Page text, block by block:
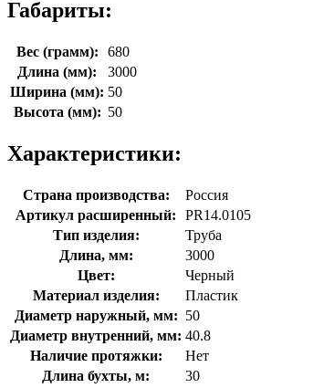
Габариты:
Вес (грамм):
680
Длина (мм):
3000
Ширина (мм): 50
Высота (мм): 50
Характеристики:
Страна производства:
Россия
Артикул расширенный:
PR14.0105
Тип изделия:
Труба
Длина, мм:
3000
Цвет:
Черный
Материал изделия:
Пластик
Диаметр наружный, мм: 50
Диаметр внутренний, мм: 40.8
Наличие протяжки:
Нет
Длина бухты, м:
30